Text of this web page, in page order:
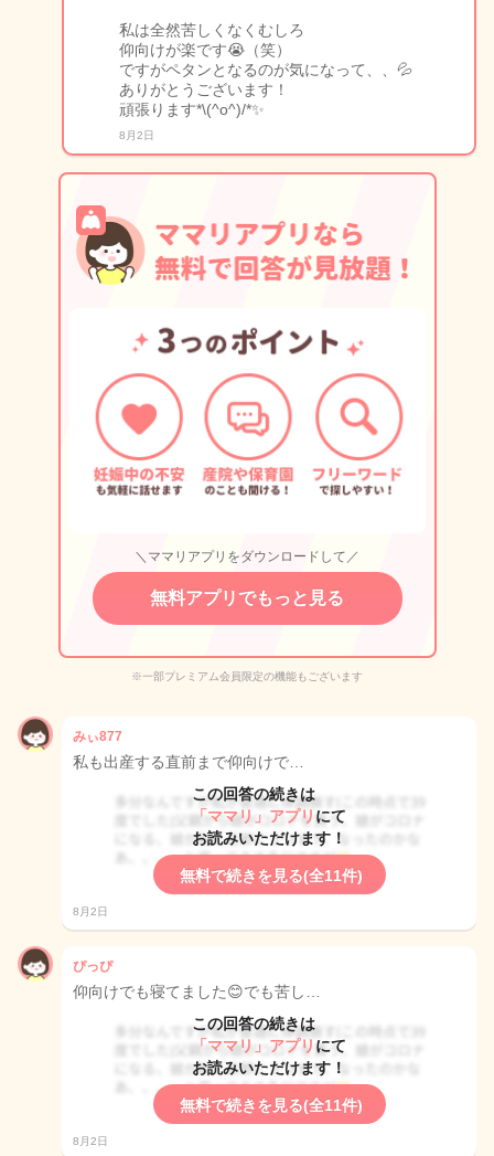
私は全然苦しくなくむしろ
仰向けが楽です😭（笑）
ですがペタンとなるのが気になって、、💦
ありがとうございます！
頑張ります*\(^o^)/*✨
8月2日
＼ママリアプリをダウンロードして／
無料アプリでもっと見る
※一部プレミアム会員限定の機能もございます
みぃ877
私も出産する直前まで仰向けで…
この回答の続きは
「ママリ」アプリ にて
お読みいただけます！
無料で続きを見る(全11件)
8月2日
ぴっぴ
仰向けでも寝てました😊でも苦し…
この回答の続きは
「ママリ」アプリ にて
お読みいただけます！
無料で続きを見る(全11件)
8月2日